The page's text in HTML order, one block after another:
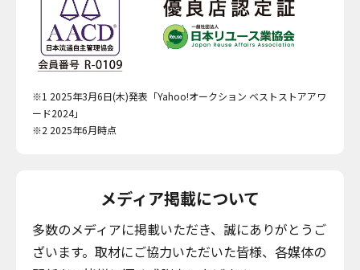
※1 2025年3月6日(木)発表「Yahoo!オークション ベストストアアワ
ード2024」
※2 2025年6月時点
メディア掲載について
多数のメディアに掲載いただき、誠にありがとうご
ざいます。取材にご協力いただいた皆様、各媒体の